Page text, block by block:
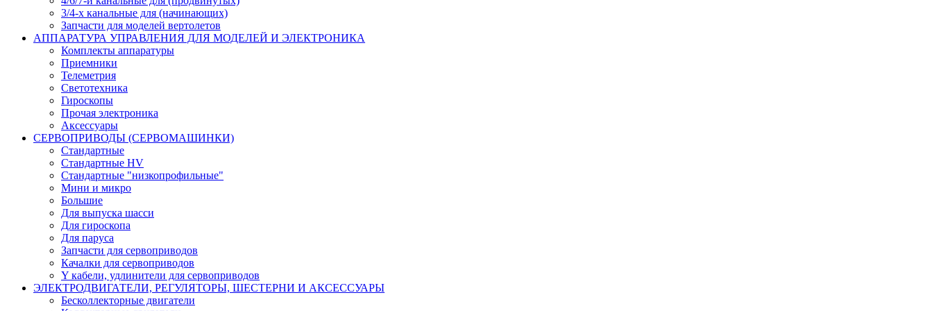
3/4-х канальные для (начинающих)
Запчасти для моделей вертолетов
АППАРАТУРА УПРАВЛЕНИЯ ДЛЯ МОДЕЛЕЙ И ЭЛЕКТРОНИКА
Комплекты аппаратуры
Приемники
Телеметрия
Светотехника
Гироскопы
Прочая электроника
Аксессуары
СЕРВОПРИВОДЫ (СЕРВОМАШИНКИ)
Стандартные
Стандартные HV
Стандартные "низкопрофильные"
Мини и микро
Большие
Для выпуска шасси
Для гироскопа
Для паруса
Запчасти для сервоприводов
Качалки для сервоприводов
Y кабели, удлинители для сервоприводов
ЭЛЕКТРОДВИГАТЕЛИ, РЕГУЛЯТОРЫ, ШЕСТЕРНИ И АКСЕССУАРЫ
Бесколлекторные двигатели